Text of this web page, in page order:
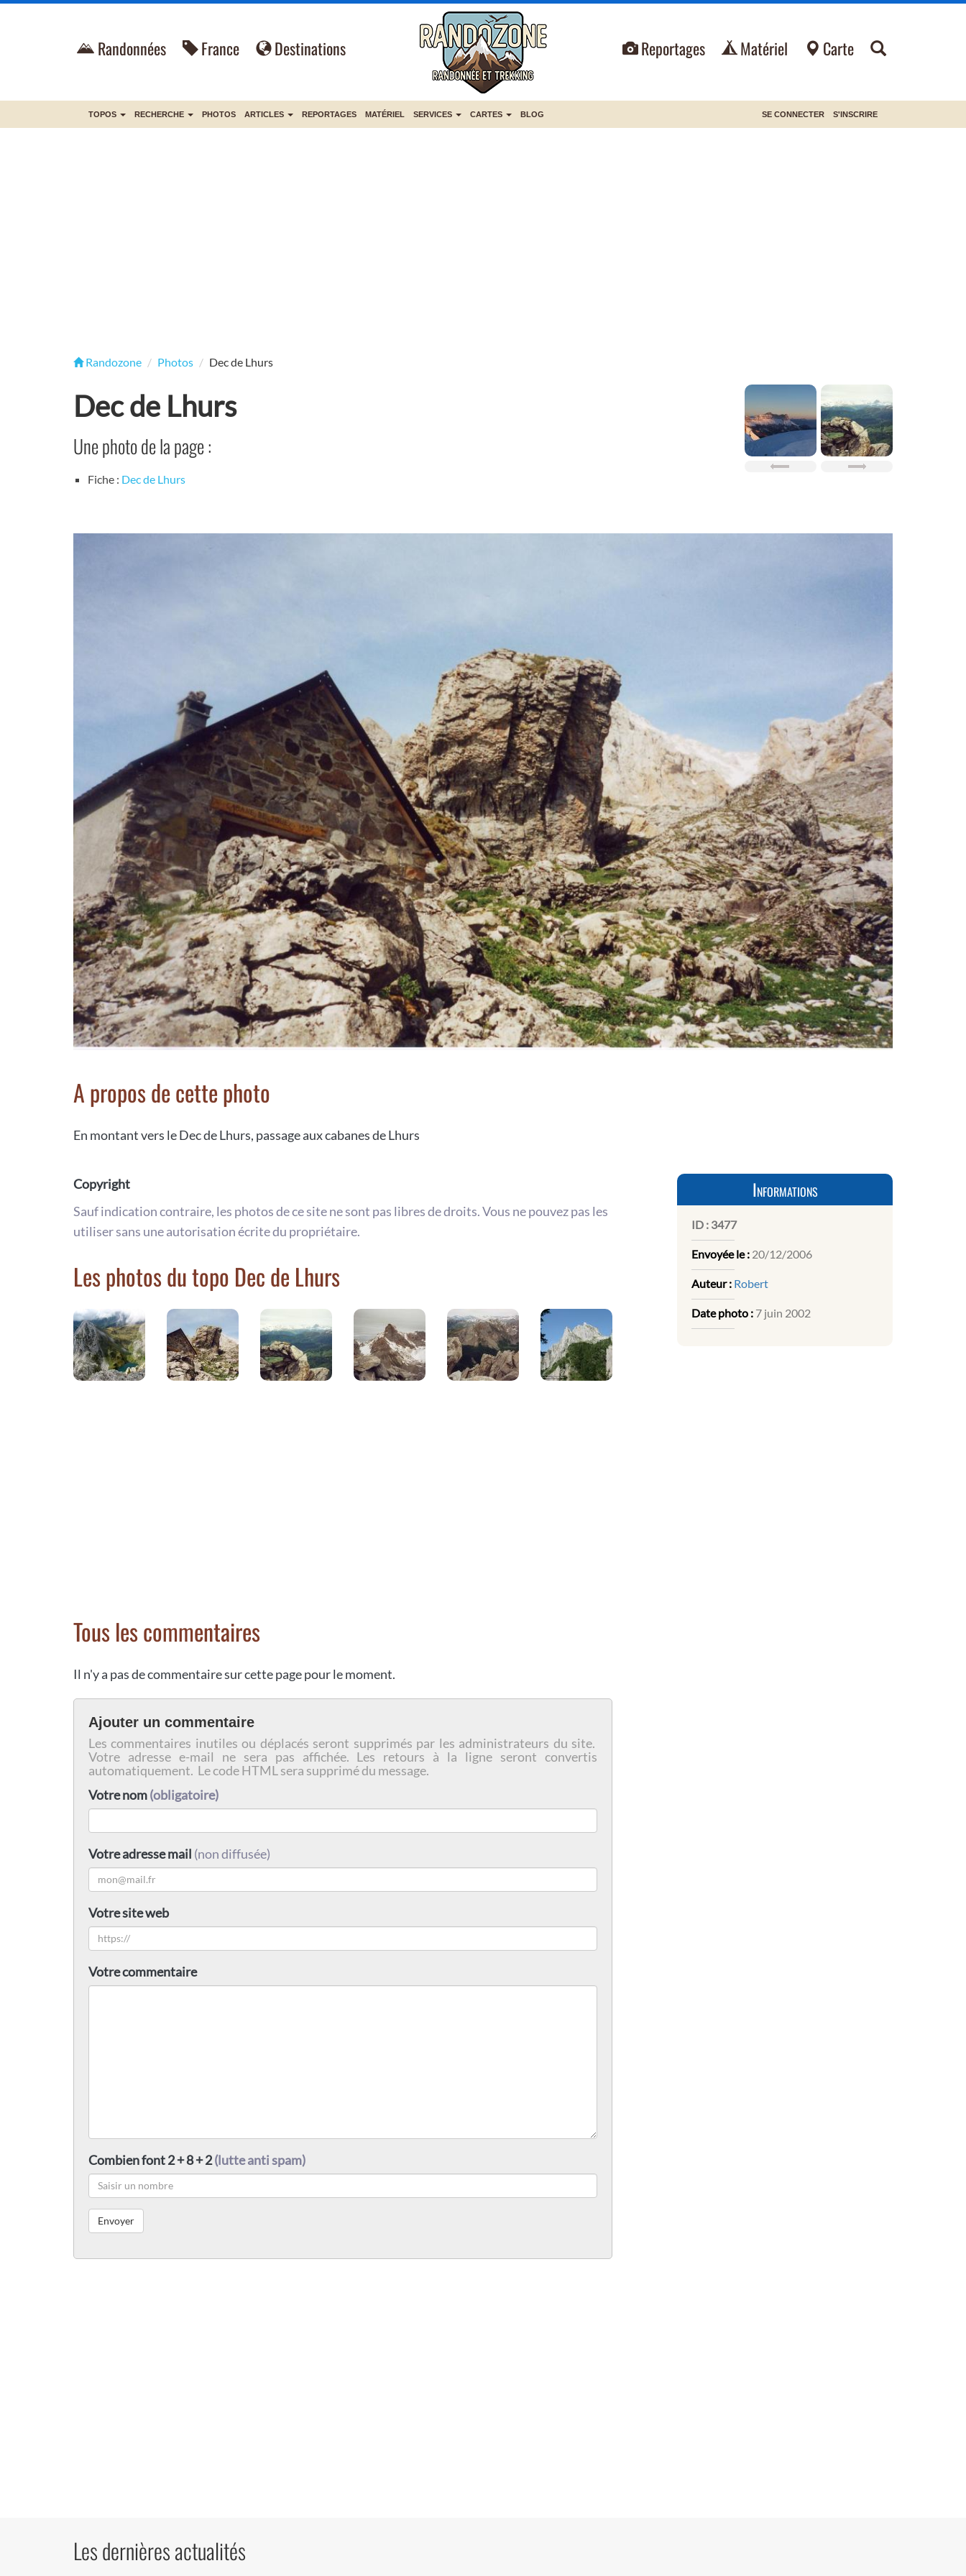
Randonnées France Destinations Reportages Matériel Carte
TOPOS RECHERCHE PHOTOS ARTICLES REPORTAGES MATÉRIEL SERVICES CARTES BLOG SE CONNECTER S'INSCRIRE
Randozone Photos Dec de Lhurs
Dec de Lhurs
Une photo de la page :
Fiche : Dec de Lhurs
A propos de cette photo
En montant vers le Dec de Lhurs, passage aux cabanes de Lhurs
Copyright
Sauf indication contraire, les photos de ce site ne sont pas libres de droits. Vous ne pouvez pas les
utiliser sans une autorisation écrite du propriétaire.
Les photos du topo Dec de Lhurs
Tous les commentaires
Il n'y a pas de commentaire sur cette page pour le moment.
Ajouter un commentaire
Les commentaires inutiles ou déplacés seront supprimés par les administrateurs du site.
Votre adresse e-mail ne sera pas affichée. Les retours à la ligne seront convertis
automatiquement. Le code HTML sera supprimé du message.
Votre nom(obligatoire)
Votre adresse mail (non diffusée)
Votre site web
Votre commentaire
Combien font 2 + 8 + 2(lutte anti spam)
Informations
ID : 3477
Envoyée le : 20/12/2006
Auteur : Robert
Date photo : 7 juin 2002
Les dernières actualités